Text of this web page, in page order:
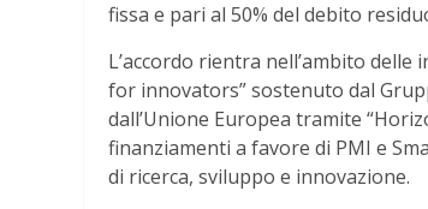
fissa e pari al 50% del debito
L’accordo rientra nell’ambito
for innovators” sostenuto dal
dall’Unione Europea tramite
finanziamenti a favore di PMI e
di ricerca, sviluppo e innovazione.